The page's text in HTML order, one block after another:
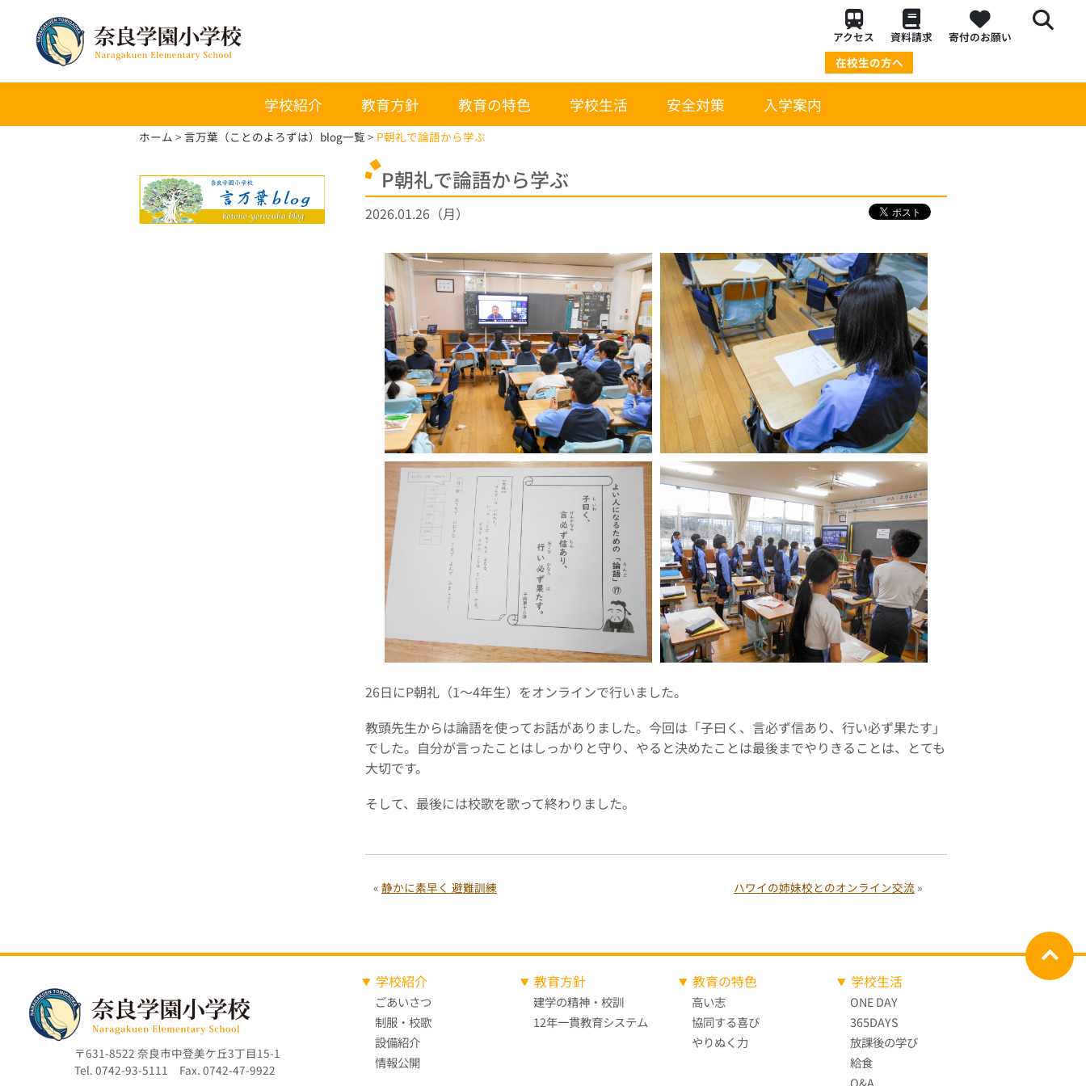
アクセス 資料請求 寄付のお願い
在校生の方へ
学校紹介 教育方針 教育の特色 学校生活 安全対策 入学案内
ホーム 言万葉（ことのよろずは）blog一覧 P朝礼で論語から学ぶ
P朝礼で論語から学ぶ
2026.01.26（月）
26日にP朝礼（1～4年生）をオンラインで行いました。
教頭先生からは論語を使ってお話がありました。今回は「子曰く、言必ず信あり、行い必ず果たす」
でした。自分が言ったことはしっかりと守り、やると決めたことは最後までやりきることは、とても
大切です。
そして、最後には校歌を歌って終わりました。
« 静かに素早く 避難訓練 ハワイの姉妹校とのオンライン交流 »
〒631-8522 奈良市中登美ケ丘3丁目15-1
Tel. 0742-93-5111 Fax. 0742-47-9922
学校紹介
ごあいさつ
制服・校歌
設備紹介
情報公開
教育方針
建学の精神・校訓
12年一貫教育システム
教育の特色
高い志
協同する喜び
やりぬく力
学校生活
ONE DAY
365DAYS
放課後の学び
給食
Q&A